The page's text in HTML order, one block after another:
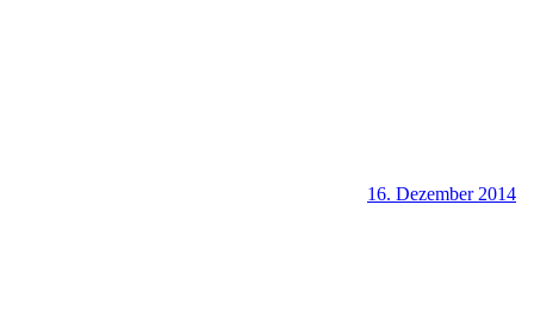
16. Dezember 2014